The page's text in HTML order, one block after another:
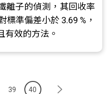
離子的偵測，其回收率
標準偏差小於 3.69 %，
有效的方法。
39 40